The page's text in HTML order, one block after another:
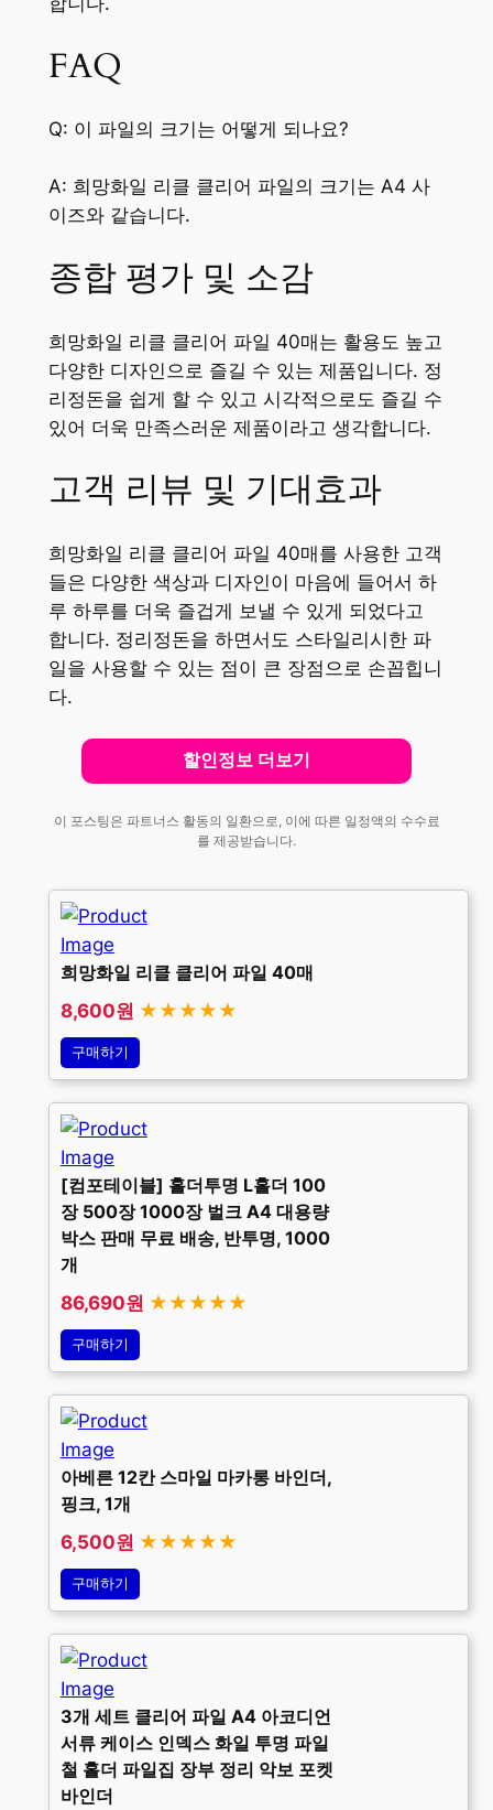
FAQ
Q: 이 파일의 크기는 어떻게 되나요?
A: 희망화일 리클 클리어 파일의 크기는 A4 사
이즈와 같습니다.
종합 평가 및 소감
희망화일 리클 클리어 파일 40매는 활용도 높고
다양한 디자인으로 즐길 수 있는 제품입니다. 정
리정돈을 쉽게 할 수 있고 시각적으로도 즐길 수
있어 더욱 만족스러운 제품이라고 생각합니다.
고객 리뷰 및 기대효과
희망화일 리클 클리어 파일 40매를 사용한 고객
들은 다양한 색상과 디자인이 마음에 들어서 하
루 하루를 더욱 즐겁게 보낼 수 있게 되었다고
합니다. 정리정돈을 하면서도 스타일리시한 파
일을 사용할 수 있는 점이 큰 장점으로 손꼽힙니
다.
할인정보 더보기
이 포스팅은 파트너스 활동의 일환으로, 이에 따른 일정액의 수수료
를 제공받습니다.
희망화일 리클 클리어 파일 40매
8,600원 ★★★★★
구매하기
[컴포테이블] 홀더투명 L홀더 100
장 500장 1000장 벌크 A4 대용량
박스 판매 무료 배송, 반투명, 1000
개
86,690원 ★★★★★
구매하기
아베른 12칸 스마일 마카롱 바인더,
핑크, 1개
6,500원 ★★★★★
구매하기
3개 세트 클리어 파일 A4 아코디언
서류 케이스 인덱스 화일 투명 파일
철 홀더 파일집 장부 정리 악보 포켓
바인더